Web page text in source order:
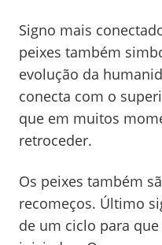
Signo mais
peixes também
evolução da
conecta com o
que em muitos
retroceder.
Os peixes também
recomeços. Último
de um ciclo para